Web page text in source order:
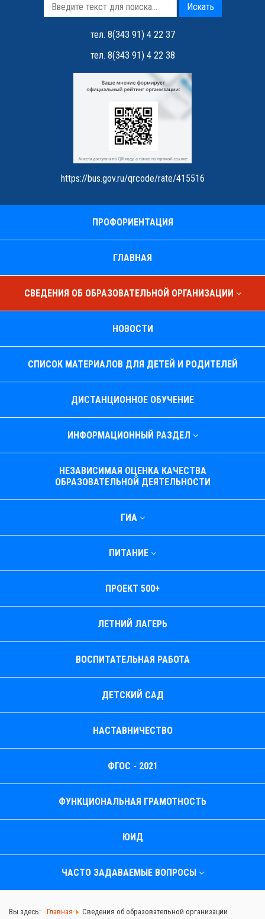
Искать
тел. 8(343 91) 4 22 37
тел. 8(343 91) 4 22 38
https://bus.gov.ru/qrcode/rate/415516
ПРОФОРИЕНТАЦИЯ
ГЛАВНАЯ
СВЕДЕНИЯ ОБ ОБРАЗОВАТЕЛЬНОЙ ОРГАНИЗАЦИИ
НОВОСТИ
СПИСОК МАТЕРИАЛОВ ДЛЯ ДЕТЕЙ И РОДИТЕЛЕЙ
ДИСТАНЦИОННОЕ ОБУЧЕНИЕ
ИНФОРМАЦИОННЫЙ РАЗДЕЛ
НЕЗАВИСИМАЯ ОЦЕНКА КАЧЕСТВА
ОБРАЗОВАТЕЛЬНОЙ ДЕЯТЕЛЬНОСТИ
ГИА
ПИТАНИЕ
ПРОЕКТ 500+
ЛЕТНИЙ ЛАГЕРЬ
ВОСПИТАТЕЛЬНАЯ РАБОТА
ДЕТСКИЙ САД
НАСТАВНИЧЕСТВО
ФГОС - 2021
ФУНКЦИОНАЛЬНАЯ ГРАМОТНОСТЬ
ЮИД
ЧАСТО ЗАДАВАЕМЫЕ ВОПРОСЫ
Вы здесь: Главная Сведения об образовательной организации